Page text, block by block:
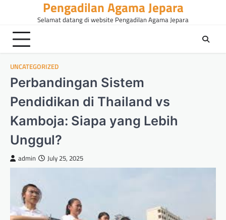
content
Pengadilan Agama Jepara
Selamat datang di website Pengadilan Agama Jepara
UNCATEGORIZED
Perbandingan Sistem
Pendidikan di Thailand vs
Kamboja: Siapa yang Lebih
Unggul?
admin July 25, 2025